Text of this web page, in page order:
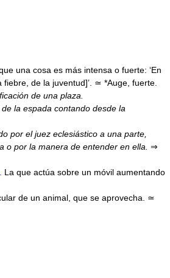
una cosa es más intensa o fuerte: ‘En
de la juventud]’. ≃ *Auge, fuerte.
de una plaza.
la espada contando desde la
por el juez eclesiástico a una parte,
o por la manera de entender en ella. ⇒
La que actúa sobre un móvil aumentando
de un animal, que se aprovecha. ≃